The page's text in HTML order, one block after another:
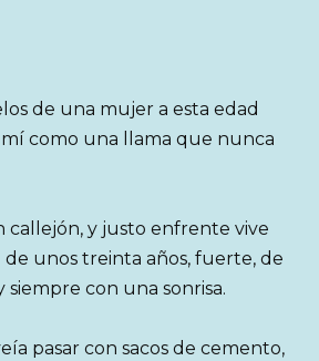
de una mujer a esta edad
como una llama que nunca
callejón, y justo enfrente vive
unos treinta años, fuerte, de
siempre con una sonrisa.
pasar con sacos de cemento,